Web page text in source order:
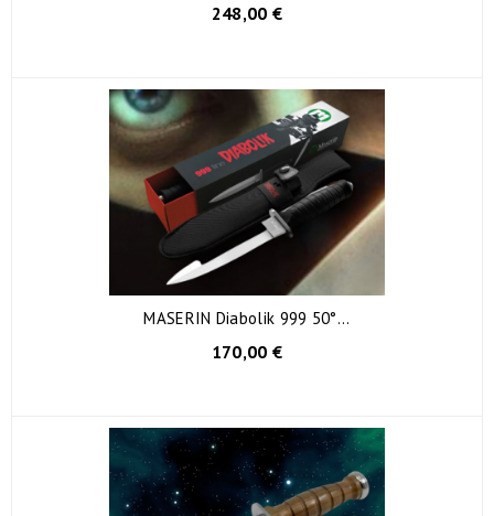
248,00 €
MASERIN Diabolik 999 50°...
170,00 €